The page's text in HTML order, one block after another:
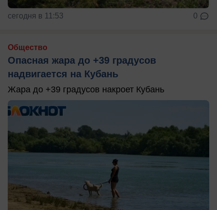
сегодня в 11:53 0
Общество
Опасная жара до +39 градусов
надвигается на Кубань
Жара до +39 градусов накроет Кубань